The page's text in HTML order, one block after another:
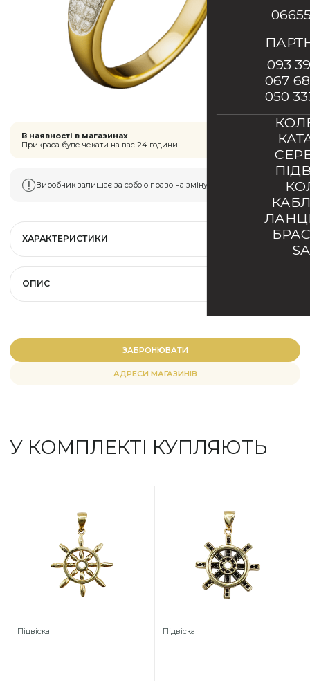
093
067
050
ХАРАКТЕРИСТИКИ
ОПИС
ЗАБРОНЮВАТИ
АДРЕСИ МАГАЗИНІВ
В наявності в магазинах
Прикраса буде чекати на вас 24 години
Виробник залишає за собою право на зміну типу застібки
У КОМПЛЕКТІ КУПЛЯЮТЬ
Підвіска Підвіска